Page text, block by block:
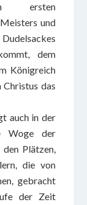
ersten
und
Dudelsackes
dem
Königreich
Christus das
auch in der
Woge der
Plätzen,
die von
gebracht
der Zeit